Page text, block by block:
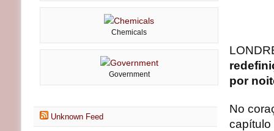
por
No
capítulo
Chemicals
Government
Unknown Feed